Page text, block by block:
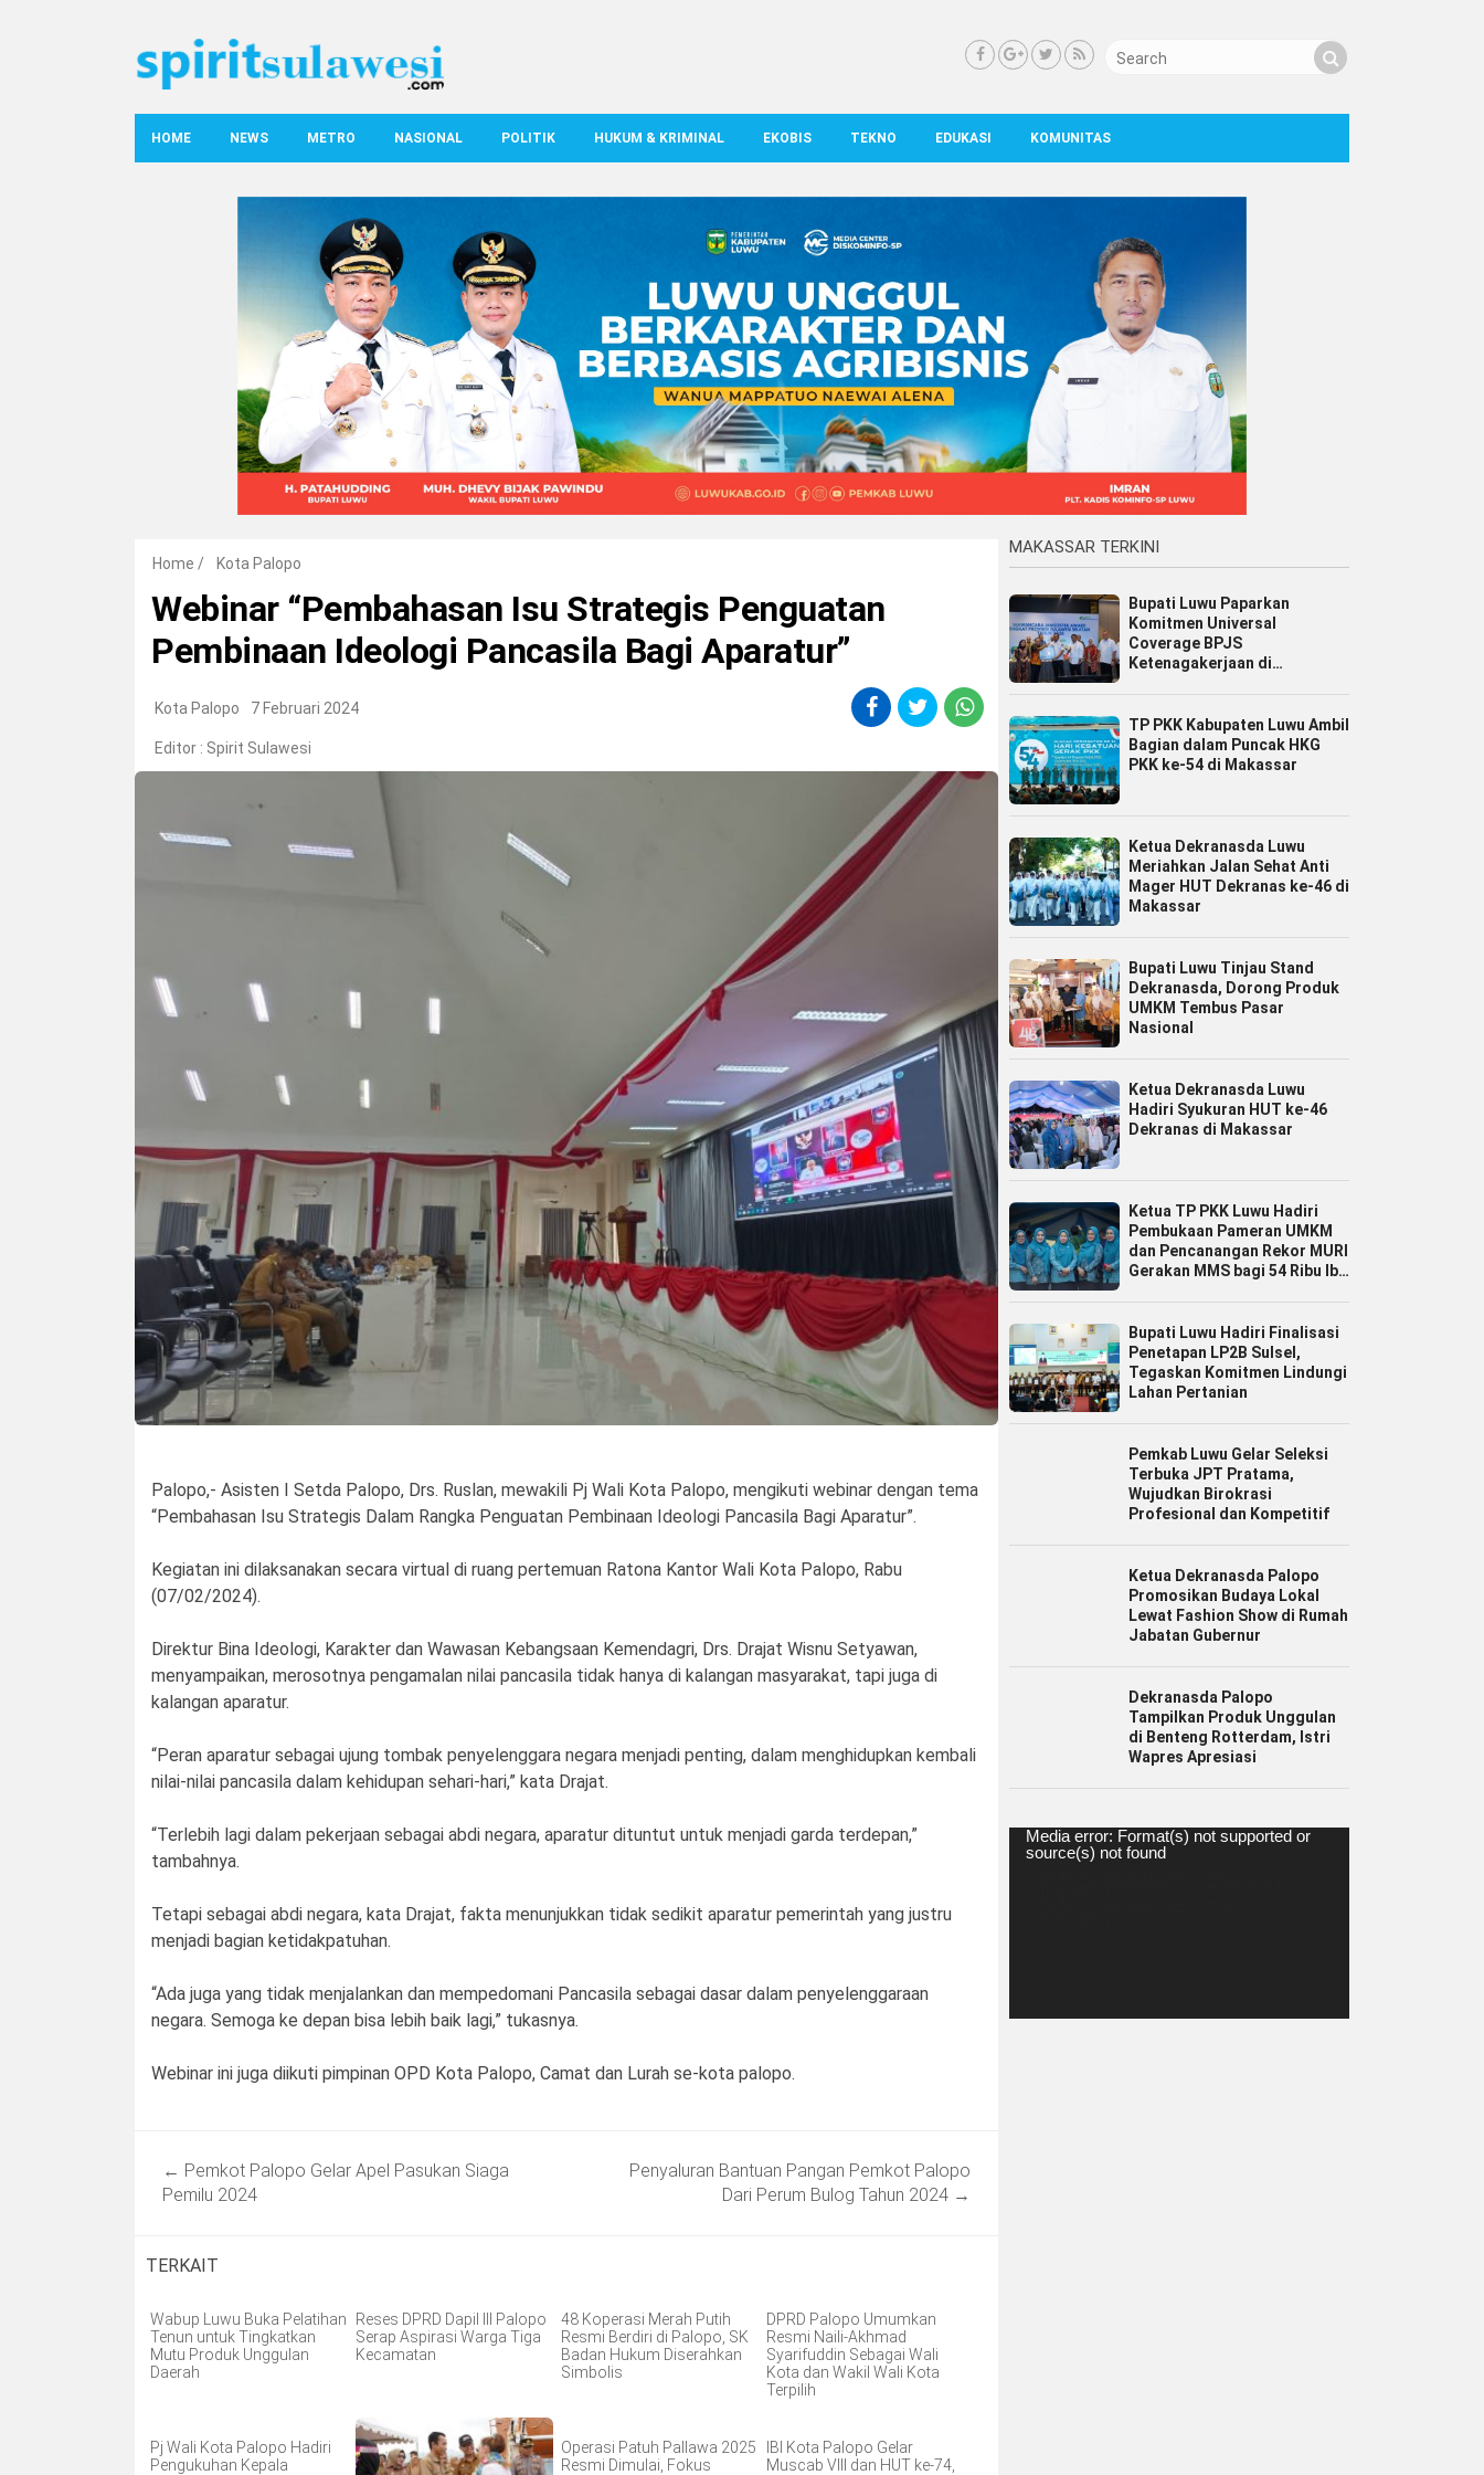
HOME NEWS METRO NASIONAL POLITIK HUKUM & KRIMINAL EKOBIS TEKNO EDUKASI KOMUNITAS
Home / Kota Palopo
Webinar “Pembahasan Isu Strategis Penguatan
Pembinaan Ideologi Pancasila Bagi Aparatur”
Kota Palopo 7 Februari 2024
Editor : Spirit Sulawesi
Palopo,- Asisten I Setda Palopo, Drs. Ruslan, mewakili Pj Wali Kota Palopo, mengikuti webinar dengan tema
“Pembahasan Isu Strategis Dalam Rangka Penguatan Pembinaan Ideologi Pancasila Bagi Aparatur”.
Kegiatan ini dilaksanakan secara virtual di ruang pertemuan Ratona Kantor Wali Kota Palopo, Rabu
(07/02/2024).
Direktur Bina Ideologi, Karakter dan Wawasan Kebangsaan Kemendagri, Drs. Drajat Wisnu Setyawan,
menyampaikan, merosotnya pengamalan nilai pancasila tidak hanya di kalangan masyarakat, tapi juga di
kalangan aparatur.
“Peran aparatur sebagai ujung tombak penyelenggara negara menjadi penting, dalam menghidupkan kembali
nilai-nilai pancasila dalam kehidupan sehari-hari,” kata Drajat.
“Terlebih lagi dalam pekerjaan sebagai abdi negara, aparatur dituntut untuk menjadi garda terdepan,”
tambahnya.
Tetapi sebagai abdi negara, kata Drajat, fakta menunjukkan tidak sedikit aparatur pemerintah yang justru
menjadi bagian ketidakpatuhan.
“Ada juga yang tidak menjalankan dan mempedomani Pancasila sebagai dasar dalam penyelenggaraan
negara. Semoga ke depan bisa lebih baik lagi,” tukasnya.
Webinar ini juga diikuti pimpinan OPD Kota Palopo, Camat dan Lurah se-kota palopo.
navigation
← Pemkot Palopo Gelar Apel Pasukan Siaga
Pemilu 2024
Penyaluran Bantuan Pangan Pemkot Palopo
Dari Perum Bulog Tahun 2024 →
TERKAIT
Wabup Luwu Buka Pelatihan
Tenun untuk Tingkatkan
Mutu Produk Unggulan
Daerah
Reses DPRD Dapil III Palopo
Serap Aspirasi Warga Tiga
Kecamatan
48 Koperasi Merah Putih
Resmi Berdiri di Palopo, SK
Badan Hukum Diserahkan
Simbolis
DPRD Palopo Umumkan
Resmi Naili-Akhmad
Syarifuddin Sebagai Wali
Kota dan Wakil Wali Kota
Terpilih
Pj Wali Kota Palopo Hadiri
Pengukuhan Kepala
Operasi Patuh Pallawa 2025
Resmi Dimulai, Fokus
IBI Kota Palopo Gelar
Muscab VIII dan HUT ke-74,
MAKASSAR TERKINI
Bupati Luwu Paparkan
Komitmen Universal
Coverage BPJS
Ketenagakerjaan di
TP PKK Kabupaten Luwu Ambil
Bagian dalam Puncak HKG
PKK ke-54 di Makassar
Ketua Dekranasda Luwu
Meriahkan Jalan Sehat Anti
Mager HUT Dekranas ke-46 di
Makassar
Bupati Luwu Tinjau Stand
Dekranasda, Dorong Produk
UMKM Tembus Pasar
Nasional
Ketua Dekranasda Luwu
Hadiri Syukuran HUT ke-46
Dekranas di Makassar
Ketua TP PKK Luwu Hadiri
Pembukaan Pameran UMKM
dan Pencanangan Rekor MURI
Gerakan MMS bagi 54 Ribu Ibu
Bupati Luwu Hadiri Finalisasi
Penetapan LP2B Sulsel,
Tegaskan Komitmen Lindungi
Lahan Pertanian
Pemkab Luwu Gelar Seleksi
Terbuka JPT Pratama,
Wujudkan Birokrasi
Profesional dan Kompetitif
Ketua Dekranasda Palopo
Promosikan Budaya Lokal
Lewat Fashion Show di Rumah
Jabatan Gubernur
Dekranasda Palopo
Tampilkan Produk Unggulan
di Benteng Rotterdam, Istri
Wapres Apresiasi
Pemutar
Video
Media error: Format(s) not supported or
source(s) not found